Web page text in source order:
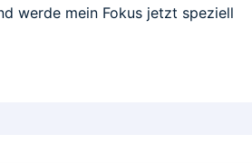
werde mein Fokus jetzt speziell